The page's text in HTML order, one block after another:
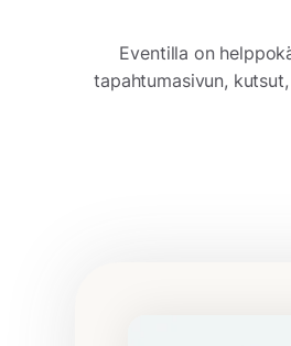
Eventilla on
tapahtumasivun,